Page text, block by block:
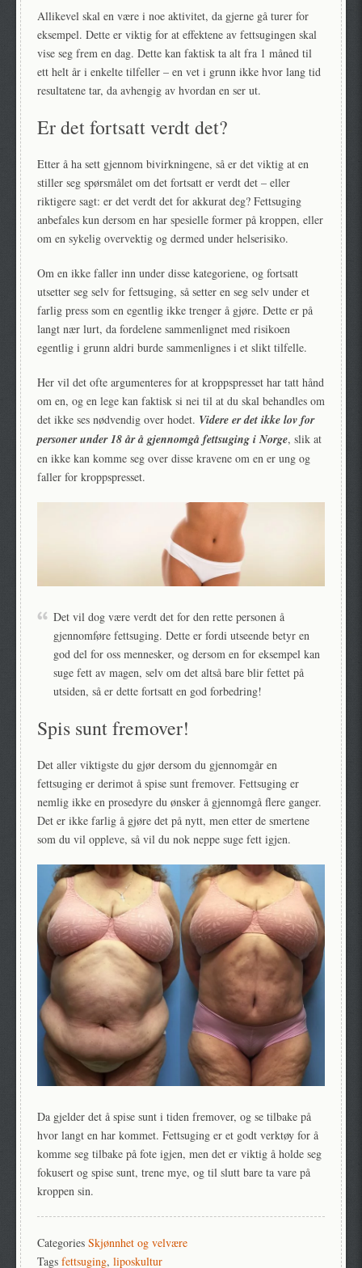
Allikevel skal en være i noe aktivitet, da gjerne gå turer for
eksempel. Dette er viktig for at effektene av fettsugingen skal
vise seg frem en dag. Dette kan faktisk ta alt fra 1 måned til
ett helt år i enkelte tilfeller – en vet i grunn ikke hvor lang tid
resultatene tar, da avhengig av hvordan en ser ut.
Er det fortsatt verdt det?
Etter å ha sett gjennom bivirkningene, så er det viktig at en
stiller seg spørsmålet om det fortsatt er verdt det – eller
riktigere sagt: er det verdt det for akkurat deg? Fettsuging
anbefales kun dersom en har spesielle former på kroppen, eller
om en sykelig overvektig og dermed under helserisiko.
Om en ikke faller inn under disse kategoriene, og fortsatt
utsetter seg selv for fettsuging, så setter en seg selv under et
farlig press som en egentlig ikke trenger å gjøre. Dette er på
langt nær lurt, da fordelene sammenlignet med risikoen
egentlig i grunn aldri burde sammenlignes i et slikt tilfelle.
Her vil det ofte argumenteres for at kroppspresset har tatt hånd
om en, og en lege kan faktisk si nei til at du skal behandles om
det ikke ses nødvendig over hodet. Videre er det ikke lov for
personer under 18 år å gjennomgå fettsuging i Norge, slik at
en ikke kan komme seg over disse kravene om en er ung og
faller for kroppspresset.
Det vil dog være verdt det for den rette personen å
gjennomføre fettsuging. Dette er fordi utseende betyr en
god del for oss mennesker, og dersom en for eksempel kan
suge fett av magen, selv om det altså bare blir fettet på
utsiden, så er dette fortsatt en god forbedring!
Spis sunt fremover!
Det aller viktigste du gjør dersom du gjennomgår en
fettsuging er derimot å spise sunt fremover. Fettsuging er
nemlig ikke en prosedyre du ønsker å gjennomgå flere ganger.
Det er ikke farlig å gjøre det på nytt, men etter de smertene
som du vil oppleve, så vil du nok neppe suge fett igjen.
Da gjelder det å spise sunt i tiden fremover, og se tilbake på
hvor langt en har kommet. Fettsuging er et godt verktøy for å
komme seg tilbake på fote igjen, men det er viktig å holde seg
fokusert og spise sunt, trene mye, og til slutt bare ta vare på
kroppen sin.
Categories Skjønnhet og velvære
Tags fettsuging, liposkultur